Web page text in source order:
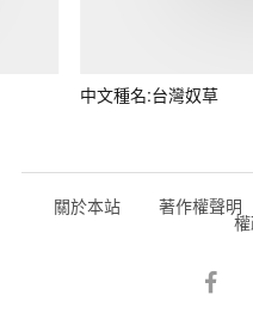
中文種名:台灣奴草
關於本站 著作權聲明